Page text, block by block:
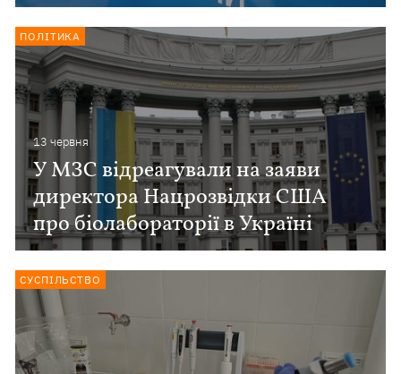
13 червня
У МЗС відреагували на заяви
директора Нацрозвідки США
про біолабораторії в Україні
ПОЛІТИКА
СУСПІЛЬСТВО